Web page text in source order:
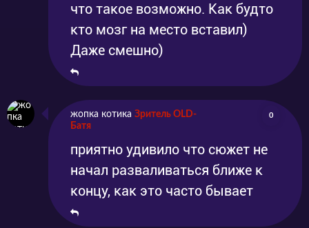
что такое возможно. Как будто
кто мозг на место вставил)
Даже смешно)
жопка котика Зритель OLD-
Батя
0
приятно удивило что сюжет не
начал разваливаться ближе к
концу, как это часто бывает